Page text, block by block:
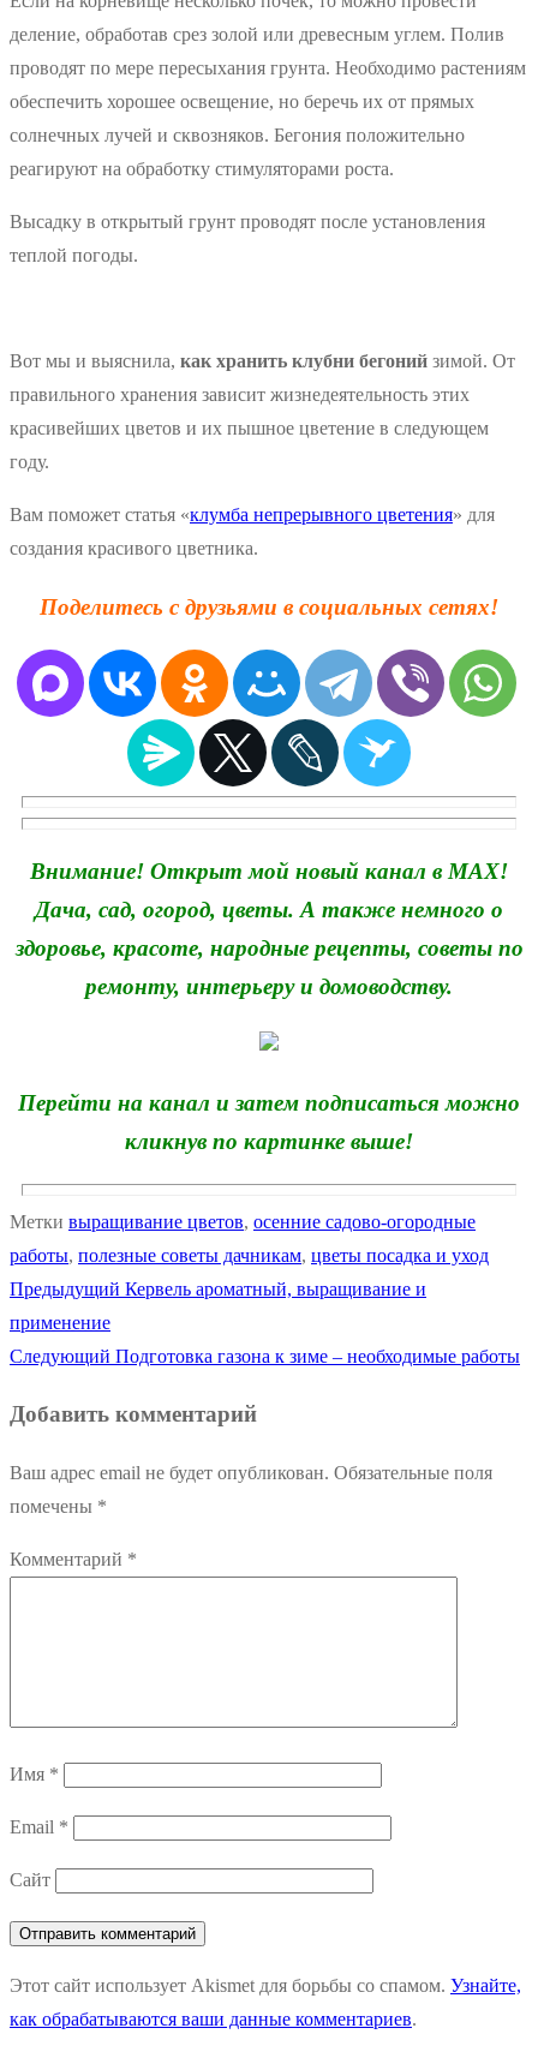
деление, обработав срез золой или древесным углем. Полив
проводят по мере пересыхания грунта. Необходимо растениям
обеспечить хорошее освещение, но беречь их от прямых
солнечных лучей и сквозняков. Бегония положительно
реагируют на обработку стимуляторами роста.
Высадку в открытый грунт проводят после установления
теплой погоды.
Вот мы и выяснила, как хранить клубни бегоний зимой. От
правильного хранения зависит жизнедеятельность этих
красивейших цветов и их пышное цветение в следующем
году.
Вам поможет статья «клумба непрерывного цветения» для
создания красивого цветника.
Поделитесь с друзьями в социальных сетях!
Внимание! Открыт мой новый канал в MAX!
Дача, сад, огород, цветы. А также немного о
здоровье, красоте, народные рецепты, советы по
ремонту, интерьеру и домоводству.
Перейти на канал и затем подписаться можно
кликнув по картинке выше!
Метки выращивание цветов, осенние садово-огородные
работы, полезные советы дачникам, цветы посадка и уход
Навигация
по
Предыдущий Предыдущая
Кервель ароматный, выращивание и
применение
Следующий Следующая
Подготовка газона к зиме – необходимые работы
Добавить комментарий
Ваш адрес email не будет опубликован. Обязательные поля
помечены *
Комментарий *
Имя *
Email *
Сайт
Этот сайт использует Akismet для борьбы со спамом. Узнайте,
как обрабатываются ваши данные комментариев.